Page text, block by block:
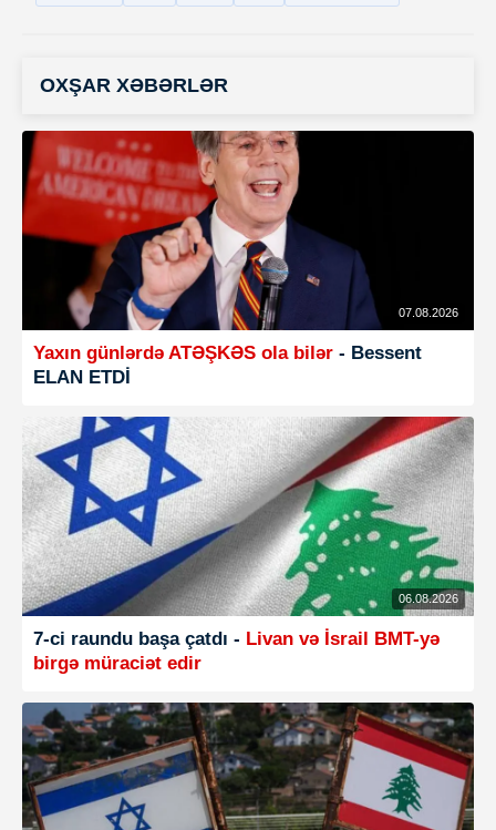
OXŞAR XƏBƏRLƏR
07.08.2026
Yaxın günlərdə ATƏŞKƏS ola bilər - Bessent
ELAN ETDİ
06.08.2026
7-ci raundu başa çatdı - Livan və İsrail BMT-yə
birgə müraciət edir